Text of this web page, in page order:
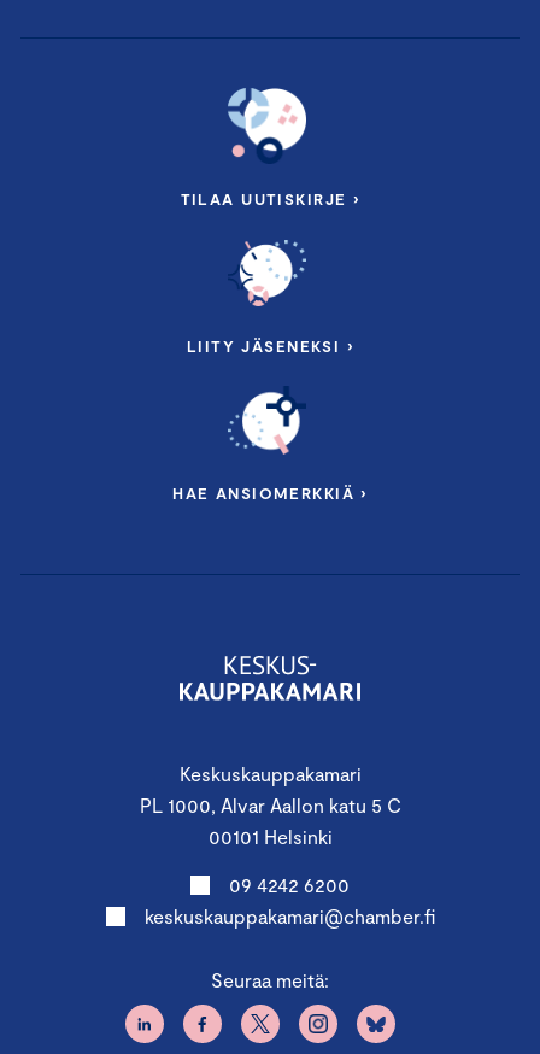
Keskuskauppakamari
PL 1000, Alvar Aallon katu 5 C
00101 Helsinki
09 4242 6200
keskuskauppakamari@chamber.fi
Seuraa meitä:
TILAA UUTISKIRJE ›
LIITY JÄSENEKSI ›
HAE ANSIOMERKKIÄ ›